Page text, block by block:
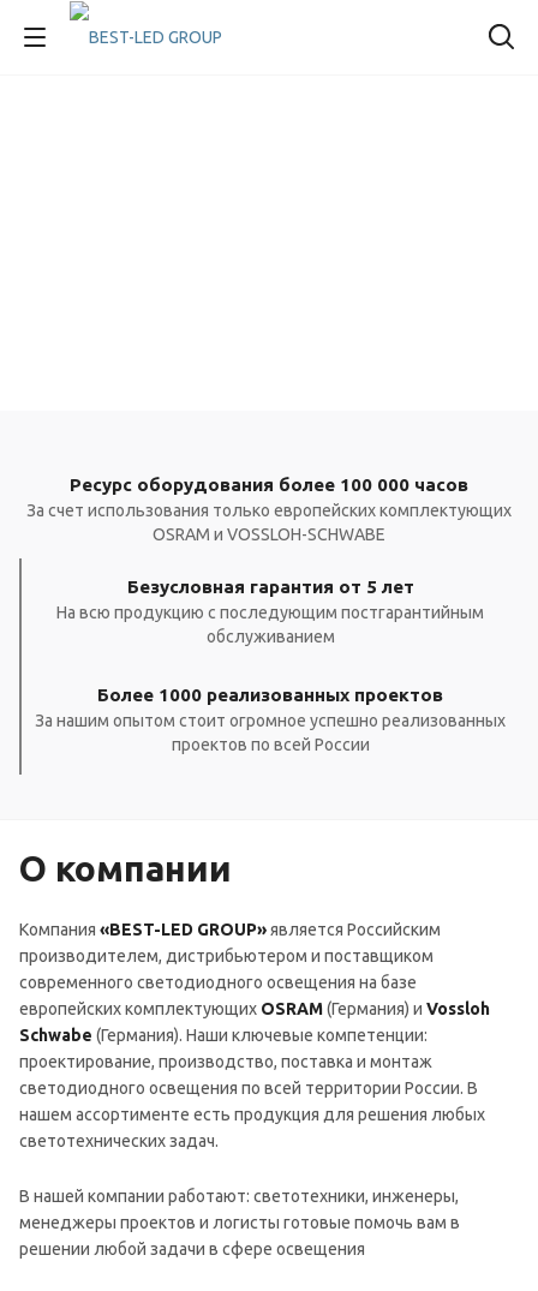
Ресурс оборудования более 100 000 часов
За счет использования только европейских комплектующих
OSRAM и VOSSLOH-SCHWABE
Безусловная гарантия от 5 лет
На всю продукцию с последующим постгарантийным
обслуживанием
Более 1000 реализованных проектов
За нашим опытом стоит огромное успешно реализованных
проектов по всей России
О компании
Компания «BEST-LED GROUP»является Российским
производителем, дистрибьютером и поставщиком
современного светодиодного освещения на базе
европейских комплектующих OSRAM(Германия) и Vossloh
Schwabe (Германия). Наши ключевые компетенции:
проектирование, производство, поставка и монтаж
светодиодного освещения по всей территории России. В
нашем ассортименте есть продукция для решения любых
светотехнических задач.
В нашей компании работают: светотехники, инженеры,
менеджеры проектов и логисты готовые помочь вам в
решении любой задачи в сфере освещения